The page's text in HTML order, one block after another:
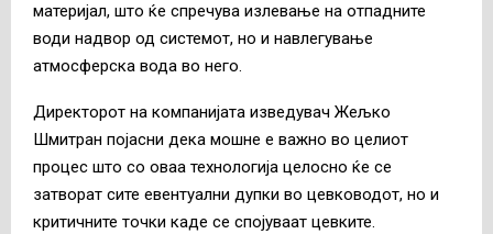
материјал, што ќе спречува излевање на отпадните
води надвор од системот, но и навлегување
атмосферска вода во него.
Директорот на компанијата изведувач Жељко
Шмитран појасни дека мошне е важно во целиот
процес што со оваа технологија целосно ќе се
затворат сите евентуални дупки во цевководот, но и
критичните точки каде се спојуваат цевките.